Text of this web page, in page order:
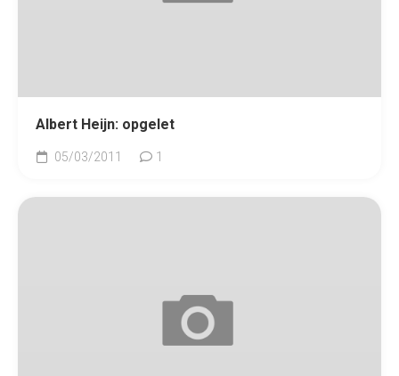
Albert Heijn: opgelet
05/03/2011 1